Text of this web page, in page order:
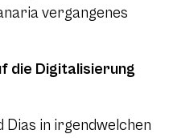
vergangenes
die Digitalisierung
Dias in irgendwelchen